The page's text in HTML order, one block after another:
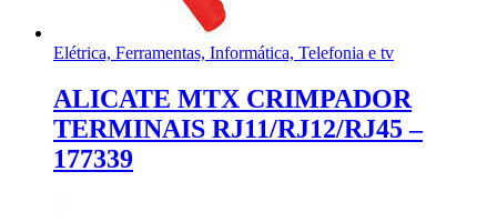
Elétrica, Ferramentas, Informática, Telefonia e tv
ALICATE MTX CRIMPADOR
TERMINAIS RJ11/RJ12/RJ45 –
177339